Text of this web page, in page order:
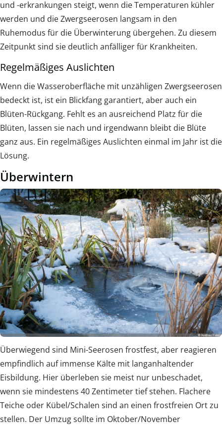
und -erkrankungen steigt, wenn die Temperaturen kühler
werden und die Zwergseerosen langsam in den
Ruhemodus für die Überwinterung übergehen. Zu diesem
Zeitpunkt sind sie deutlich anfälliger für Krankheiten.
Regelmäßiges Auslichten
Wenn die Wasseroberfläche mit unzähligen Zwergseerosen
bedeckt ist, ist ein Blickfang garantiert, aber auch ein
Blüten-Rückgang. Fehlt es an ausreichend Platz für die
Blüten, lassen sie nach und irgendwann bleibt die Blüte
ganz aus. Ein regelmäßiges Auslichten einmal im Jahr ist die
Lösung.
Überwintern
Überwiegend sind Mini-Seerosen frostfest, aber reagieren
empfindlich auf immense Kälte mit langanhaltender
Eisbildung. Hier überleben sie meist nur unbeschadet,
wenn sie mindestens 40 Zentimeter tief stehen. Flachere
Teiche oder Kübel/Schalen sind an einen frostfreien Ort zu
stellen. Der Umzug sollte im Oktober/November